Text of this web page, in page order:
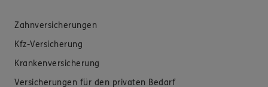
Zahnversicherungen
Kfz-Versicherung
Krankenversicherung
Versicherungen für den privaten Bedarf